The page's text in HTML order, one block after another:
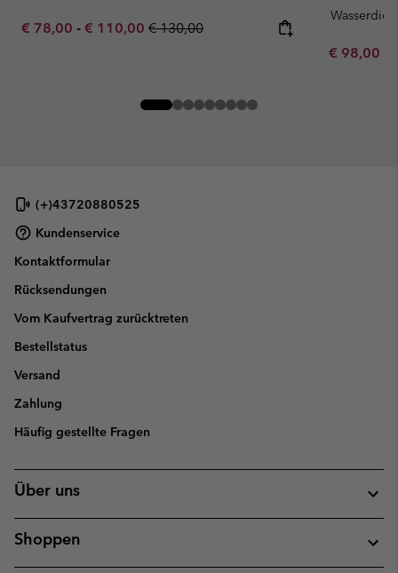
Minimum sale price:
€ 78,00 - Maximum sale price:
€ 110,00 Regular price:
€ 130,00
Wasserdicht
Minimum
€ 98,00
(+)43720880525
Kundenservice
Kontaktformular
Rücksendungen
Vom Kaufvertrag zurücktreten
Bestellstatus
Versand
Zahlung
Häufig gestellte Fragen
Über uns
Shoppen